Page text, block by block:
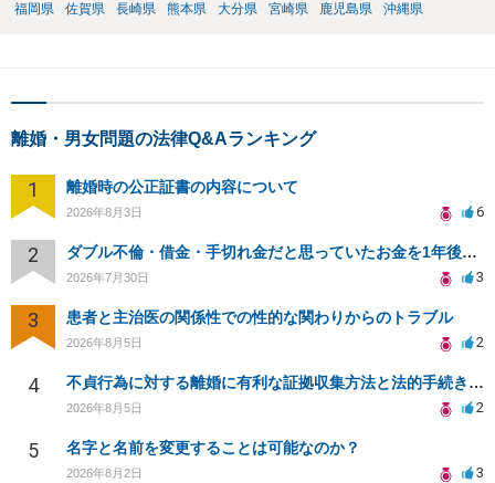
福岡県
佐賀県 長崎県 熊本県 大分県 宮崎県 鹿児島県 沖縄県
離婚・男女問題の法律Q&Aランキング
1 離婚時の公正証書の内容について
2026年8月3日 6
2 ダブル不倫・借金・手切れ金だと思っていたお金を1年後いまさら脅迫罪として通知書が来てまとめて請求
2026年7月30日 3
3 患者と主治医の関係性での性的な関わりからのトラブル
2026年8月5日 2
4 不貞行為に対する離婚に有利な証拠収集方法と法的手続きについて
2026年8月5日 2
5 名字と名前を変更することは可能なのか？
2026年8月2日 3